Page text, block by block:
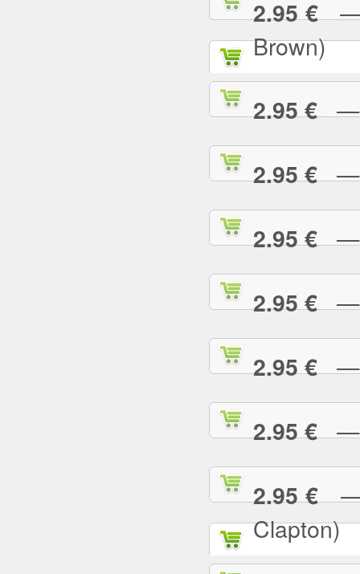
2.95 €—
Brown)
2.95 €—
2.95 €—
2.95 €—
2.95 €—
2.95 €—
2.95 €—
2.95 €—
Clapton)